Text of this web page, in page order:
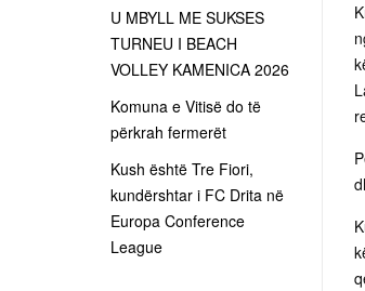
U MBYLL ME SUKSES
TURNEU I BEACH
VOLLEY KAMENICA 2026
Komuna e Vitisë do të
përkrah fermerët
Kush është Tre Fiori,
kundërshtar i FC Drita në
Europa Conference
League